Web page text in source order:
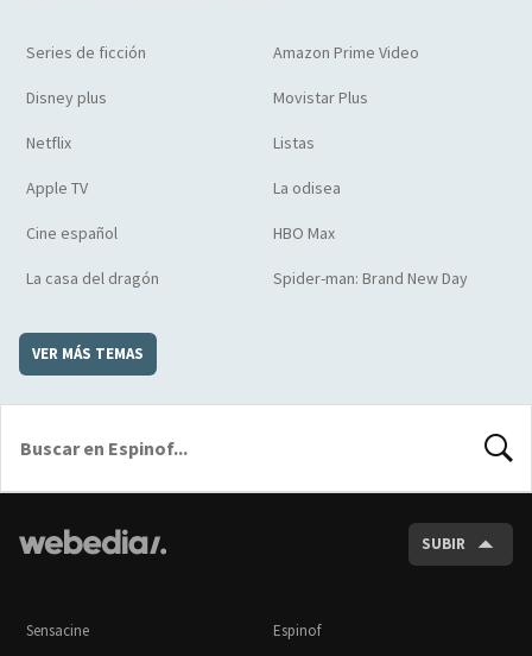
Series de ficción Amazon Prime Video
Disney plus Movistar Plus
Netflix Listas
Apple TV La odisea
Cine español HBO Max
La casa del dragón Spider-man: Brand New Day
VER MÁS TEMAS
SUBIR
Sensacine Espinof